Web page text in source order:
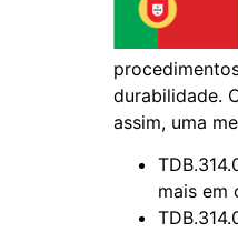
durabilidade.
assim, uma
mais em